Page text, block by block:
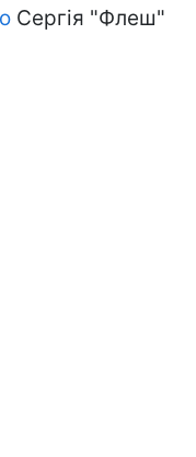
Сергія "Флеш"